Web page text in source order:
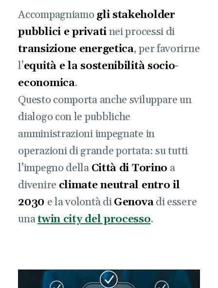
Accompagniamogli stakeholder
pubblici e privatinei processi di
transizione energetica, per favorirne
l’equità e la sostenibilità socio-
economica.
Questo comporta anche sviluppare un
dialogo con le pubbliche
amministrazioni impegnate in
operazioni di grande portata: su tutti
l’impegno della Città di Torino a
divenire climate neutral entro il
2030 e la volontà diGenovadi essere
unatwin city del processo.